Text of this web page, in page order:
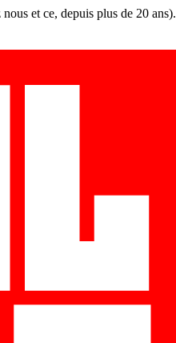
et ce, depuis plus de 20 ans).